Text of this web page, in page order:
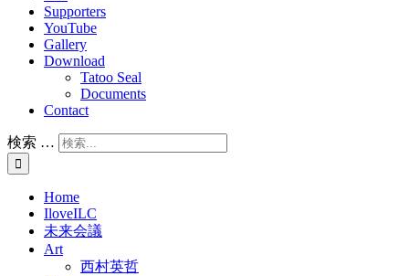
Supporters
YouTube
Gallery
Download
Tatoo Seal
Documents
Contact
検索 …
Home
IloveILC
未来会議
Art
西村英哲